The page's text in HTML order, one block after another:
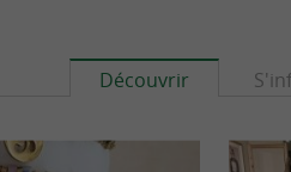
Découvrir